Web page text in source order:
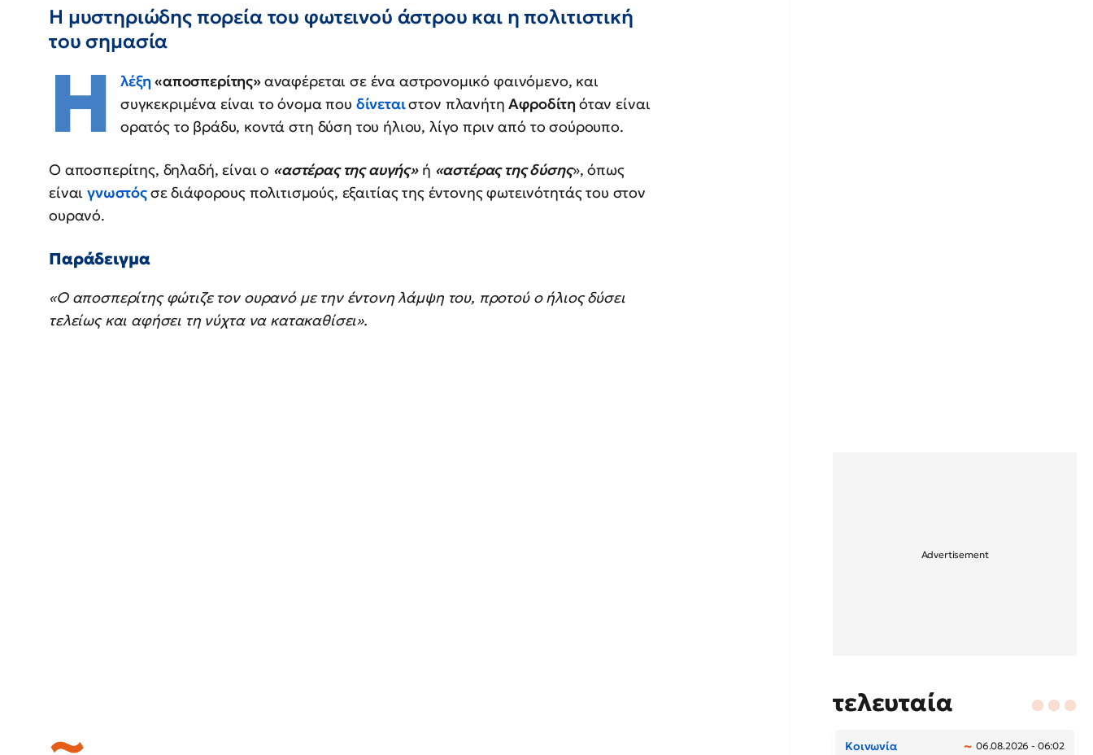
Η μυστηριώδης πορεία του φωτεινού άστρου και η πολιτιστική
του σημασία
Η λέξη«αποσπερίτης»αναφέρεται σε ένα αστρονομικό φαινόμενο, και
συγκεκριμένα είναι το όνομα που δίνεταιστον πλανήτηΑφροδίτη όταν είναι
ορατός το βράδυ, κοντά στη δύση του ήλιου, λίγο πριν από το σούρουπο.
Ο αποσπερίτης, δηλαδή, είναι ο «αστέρας της αυγής»ή «αστέρας της δύσης», όπως
είναιγνωστόςσε διάφορους πολιτισμούς, εξαιτίας της έντονης φωτεινότητάς του στον
ουρανό.
Παράδειγμα
«Ο αποσπερίτης φώτιζε τον ουρανό με την έντονη λάμψη του, προτού ο ήλιος δύσει
τελείως και αφήσει τη νύχτα να κατακαθίσει».
τελευταία
Κοινωνία 06.08.2026 - 06:02